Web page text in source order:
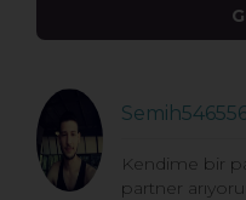
Kendime bir
partner